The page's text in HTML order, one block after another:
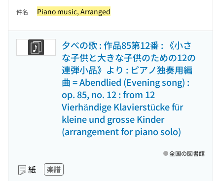
件名 Piano music, Arranged
夕べの歌 : 作品85第12番 : 《小さ
な子供と大きな子供のための12の
連弾小品》より : ピアノ独奏用編
曲 = Abendlied (Evening song) :
op. 85, no. 12 : from 12
Vierhändige Klavierstücke für
kleine und grosse Kinder
(arrangement for piano solo)
紙 楽譜
全国の図書館